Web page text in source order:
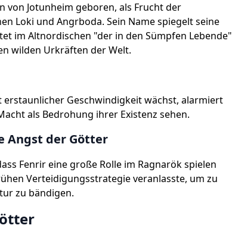
von Jotunheim geboren, als Frucht der
Loki und Angrboda. Sein Name spiegelt seine
im Altnordischen "der in den Sümpfen Lebende"
wilden Urkräften der Welt.
erstaunlicher Geschwindigkeit wächst, alarmiert
als Bedrohung ihrer Existenz sehen.
Angst der Götter
Fenrir eine große Rolle im Ragnarök spielen
Verteidigungsstrategie veranlasste, um zu
zu bändigen.